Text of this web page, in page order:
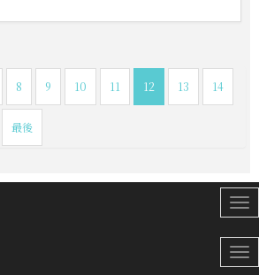
8 9 10 11 12 13 14
最後